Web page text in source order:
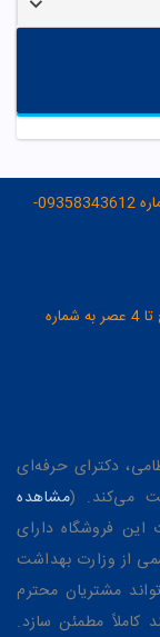
مشاوره رایگان بصورت چت در واتساپ و تلگرام با شماره 09358343612-
تماس تلفنی در روزهای شنبه تا پنج شنبه از 8 صبح تا 4 عصر به شماره
دکترای حرفه‌ای
مشاهده
فروشگاه دارای
از وزارت بهداشت
مشتریان محترم
کاملاً مطمئن سازد.